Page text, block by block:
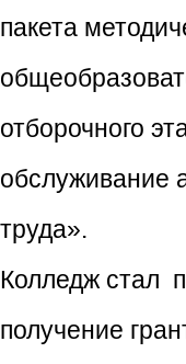
пакета
отборочного
обслуживание
труда».
Колледж стал
получение